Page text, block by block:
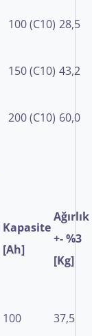
100 (C10) 28,5
150 (C10) 43,2
200 (C10) 60,0
Kapasite
[Ah]
Ağırlık
+- %3
[Kg]
100 37,5